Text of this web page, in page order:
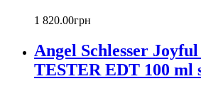
1 820.00грн
Angel Schlesser
TESTER EDT 100 ml